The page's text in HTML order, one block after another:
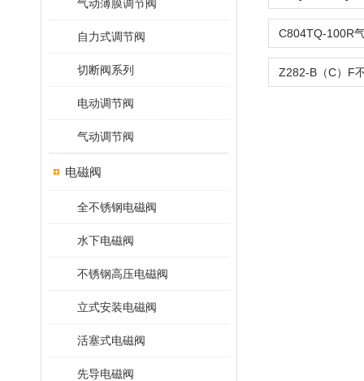
气动薄膜调节阀
自力式调节阀
切断阀系列
电动调节阀
气动调节阀
电磁阀
全不锈钢电磁阀
水下电磁阀
不锈钢高压电磁阀
立式安装电磁阀
活塞式电磁阀
先导电磁阀